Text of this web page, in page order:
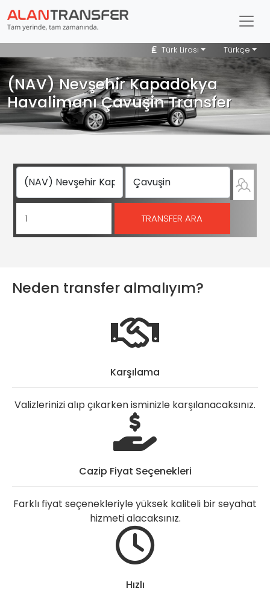
Türk Lirası Türkçe
(NAV) Nevşehir Kapadokya
Havalimanı Çavuşin Transfer
Neden transfer almalıyım?
Karşılama
Valizlerinizi alıp çıkarken isminizle karşılanacaksınız.
Cazip Fiyat Seçenekleri
Farklı fiyat seçenekleriyle yüksek kaliteli bir seyahat
hizmeti alacaksınız.
Hızlı